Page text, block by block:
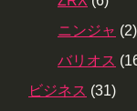
ニンジャ (2)
バリオス
ビジネス (31)